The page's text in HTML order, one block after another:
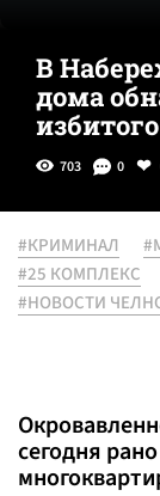
В
дома
703 0
#КРИМИНАЛ
#25 КОМПЛЕКС
#НОВОСТИ
сегодня